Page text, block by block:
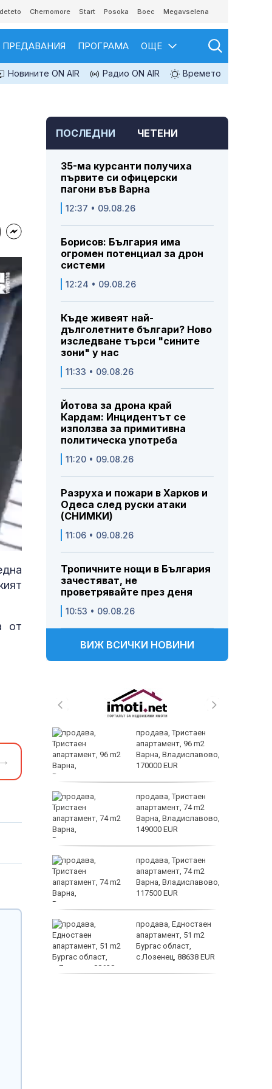
Chernomore Start Posoka Boec Megavselena
ПРЕДАВАНИЯ ПРОГРАМА ОЩЕ
Новините ON AIR Радио ON AIR Времето
от
ПОСЛЕДНИ ЧЕТЕНИ
35-ма курсанти получиха
първите си офицерски
пагони във Варна
12:37 • 09.08.26
Борисов: България има
огромен потенциал за дрон
системи
12:24 • 09.08.26
Къде живеят най-
дълголетните българи? Ново
изследване търси "сините
зони" у нас
11:33 • 09.08.26
Йотова за дрона край
Кардам: Инцидентът се
използва за примитивна
политическа употреба
11:20 • 09.08.26
Разруха и пожари в Харков и
Одеса след руски атаки
(СНИМКИ)
11:06 • 09.08.26
Тропичните нощи в България
зачестяват, не
проветрявайте през деня
10:53 • 09.08.26
ВИЖ ВСИЧКИ НОВИНИ
при
продава, Тристаен
апартамент, 96 m2
Варна, Владиславово,
170000 EUR
продава, Тристаен
апартамент, 74 m2
Варна, Владиславово,
149000 EUR
продава, Тристаен
апартамент, 74 m2
Варна, Владиславово,
117500 EUR
продава, Едностаен
апартамент, 51 m2
Бургас област,
с.Лозенец, 88638 EUR